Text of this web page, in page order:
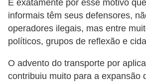
É exatamente por esse motivo
informais têm seus defensores,
operadores ilegais, mas entre
políticos, grupos de reflexão e
O advento do transporte por
contribuiu muito para a expansão